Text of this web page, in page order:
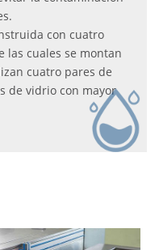
con cuatro
las cuales se montan
cuatro pares de
de vidrio con mayor